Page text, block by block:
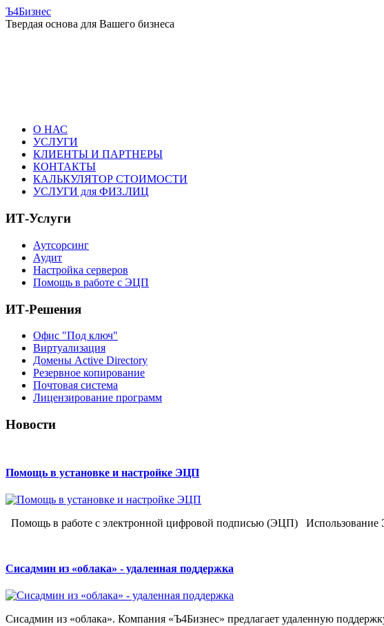
Ъ4Бизнес
Твердая основа для Вашего бизнеса
О НАС
УСЛУГИ
КЛИЕНТЫ И ПАРТНЕРЫ
КОНТАКТЫ
КАЛЬКУЛЯТОР СТОИМОСТИ
УСЛУГИ для ФИЗ.ЛИЦ
ИТ-Услуги
Аутсорсинг
Аудит
Настройка серверов
Помощь в работе с ЭЦП
ИТ-Решения
Офис "Под ключ"
Виртуализация
Домены Active Directory
Резервное копирование
Почтовая система
Лицензирование программ
Новости
Помощь в установке и настройке ЭЦП
Помощь в работе с электронной цифровой подписью (ЭЦП)
Сисадмин из «облака» - удаленная поддержка
Сисадмин из «облака». Компания «Ъ4Бизнес» предлагает удаленную